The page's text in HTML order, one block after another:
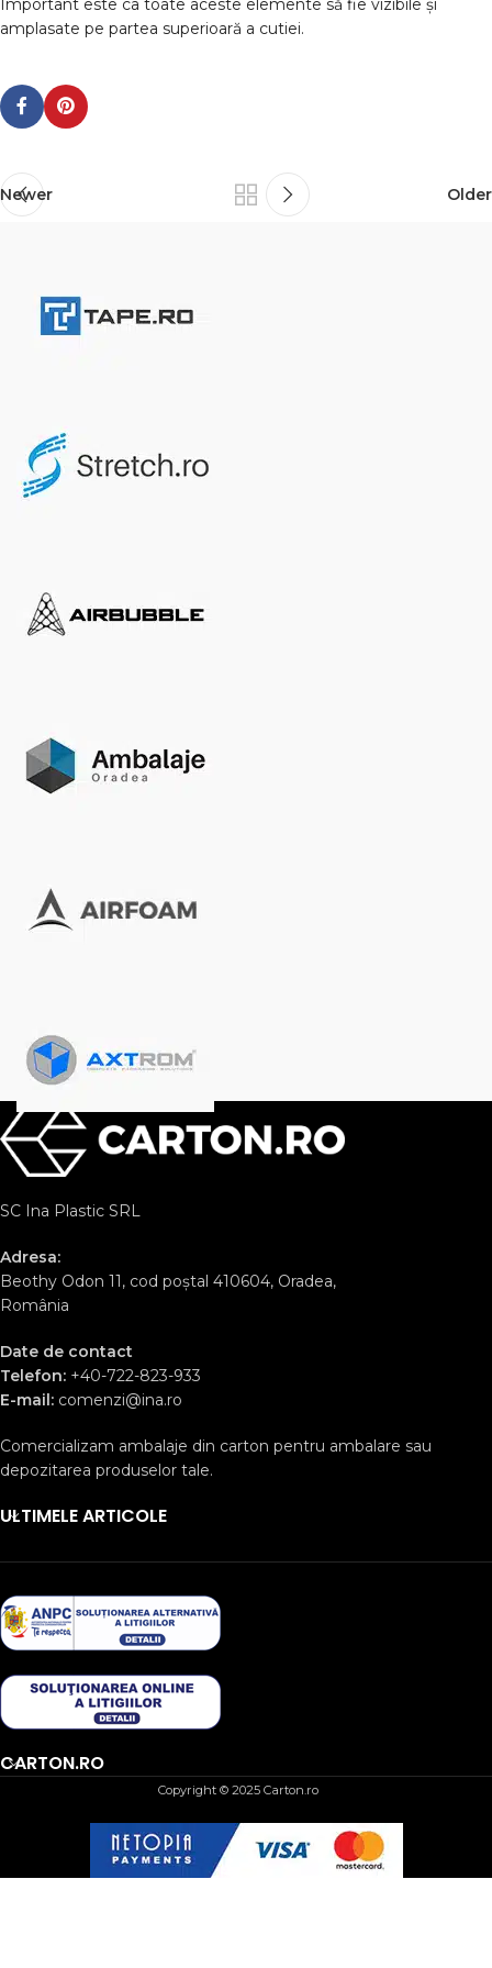
Important este ca toate aceste elemente să fie vizibile și
amplasate pe partea superioară a cutiei.
Newer Older
SC Ina Plastic SRL
Adresa:
Beothy Odon 11, cod poștal 410604, Oradea,
România
Date de contact
Telefon: +40-722-823-933
E-mail: comenzi@ina.ro
Comercializam ambalaje din carton pentru ambalare sau
depozitarea produselor tale.
ULTIMELE ARTICOLE
CARTON.RO
Copyright © 2025 Carton.ro